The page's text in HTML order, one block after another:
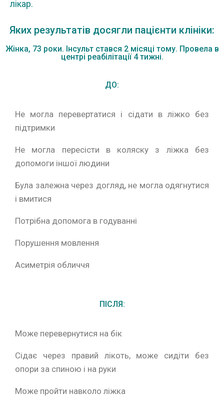
лікар.
Яких результатів досягли пацієнти клініки:
Жінка, 73 роки. Інсульт стався 2 місяці тому. Провела в
центрі реабілітації 4 тижні.
ДО:
Не могла перевертатися і сідати в ліжко без
підтримки
Не могла пересісти в коляску з ліжка без
допомоги іншої людини
Була залежна через догляд, не могла одягнутися
і вмитися
Потрібна допомога в годуванні
Порушення мовлення
Асиметрія обличчя
ПІСЛЯ:
Може перевернутися на бік
Сідає через правий лікоть, може сидіти без
опори за спиною і на руки
Може пройти навколо ліжка